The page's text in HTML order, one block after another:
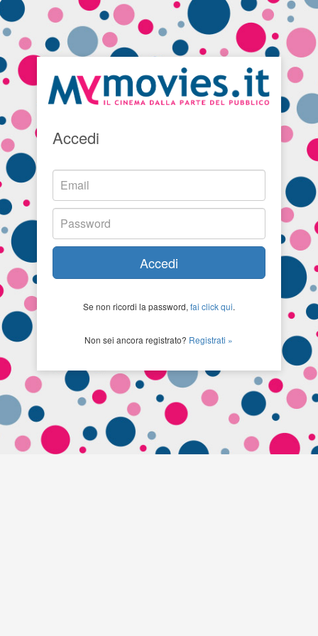
Accedi
Accedi
Se non ricordi la password, fai click qui.
Non sei ancora registrato? Registrati »